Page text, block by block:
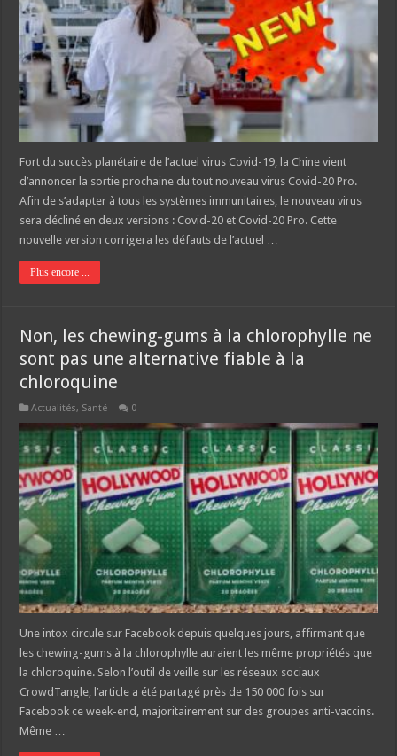
Fort du succès planétaire de l’actuel virus Covid-19, la Chine vient
d’annoncer la sortie prochaine du tout nouveau virus Covid-20 Pro.
Afin de s’adapter à tous les systèmes immunitaires, le nouveau virus
sera décliné en deux versions : Covid-20 et Covid-20 Pro. Cette
nouvelle version corrigera les défauts de l’actuel …
Plus encore ...
Non, les chewing-gums à la chlorophylle ne
sont pas une alternative fiable à la
chloroquine
Actualités, Santé 0
Une intox circule sur Facebook depuis quelques jours, affirmant que
les chewing-gums à la chlorophylle auraient les même propriétés que
la chloroquine. Selon l’outil de veille sur les réseaux sociaux
CrowdTangle, l’article a été partagé près de 150 000 fois sur
Facebook ce week-end, majoritairement sur des groupes anti-vaccins.
Même …